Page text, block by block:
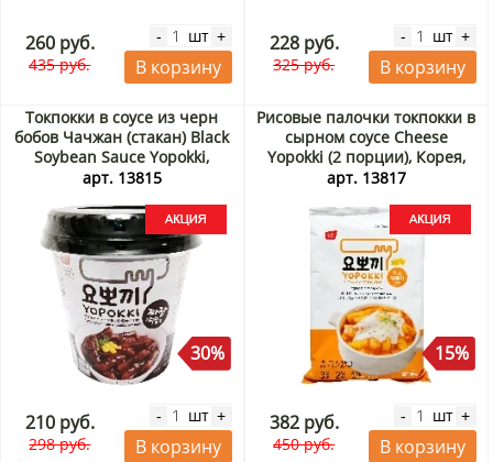
260 руб.
435 руб.
- шт +
В корзину
228 руб.
325 руб.
- шт +
В корзину
Токпокки в соусе из черн
бобов Чачжан (стакан) Black
Soybean Sauce Yopokki,
Корея, 120 г Акция
арт. 13815
30%
210 руб.
298 руб.
- шт +
В корзину
Рисовые палочки токпокки в
сырном соусе Cheese
Yopokki (2 порции), Корея,
240 г Акция
арт. 13817
15%
382 руб.
450 руб.
- шт +
В корзину